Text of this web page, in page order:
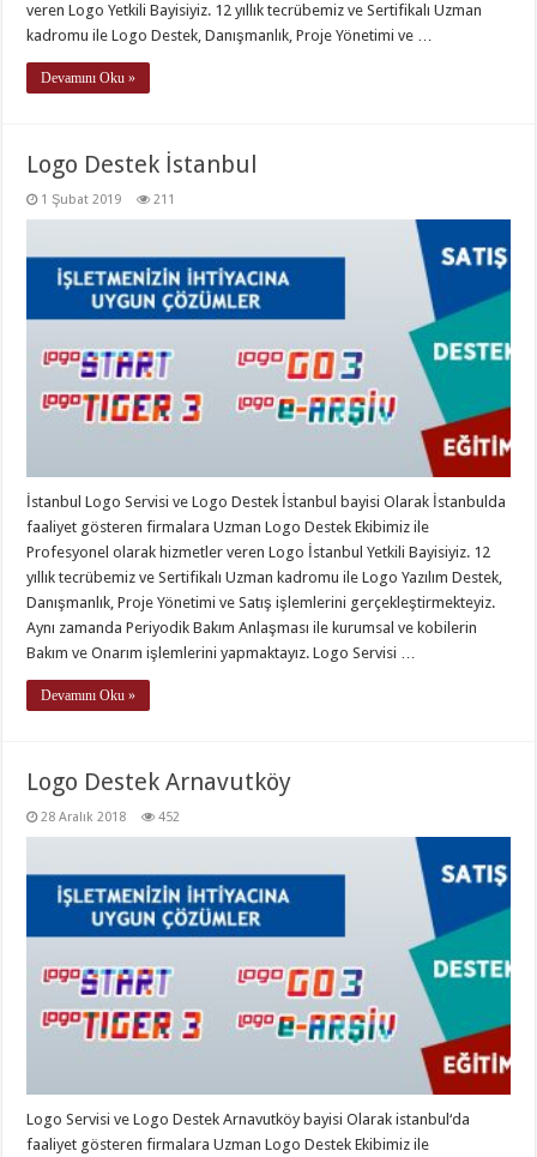
veren Logo Yetkili Bayisiyiz. 12 yıllık tecrübemiz ve Sertifikalı Uzman
kadromu ile Logo Destek, Danışmanlık, Proje Yönetimi ve …
Devamını Oku »
Logo Destek İstanbul
1 Şubat 2019 211
İstanbul Logo Servisi ve Logo Destek İstanbul bayisi Olarak İstanbulda
faaliyet gösteren firmalara Uzman Logo Destek Ekibimiz ile
Profesyonel olarak hizmetler veren Logo İstanbul Yetkili Bayisiyiz. 12
yıllık tecrübemiz ve Sertifikalı Uzman kadromu ile Logo Yazılım Destek,
Danışmanlık, Proje Yönetimi ve Satış işlemlerini gerçekleştirmekteyiz.
Aynı zamanda Periyodik Bakım Anlaşması ile kurumsal ve kobilerin
Bakım ve Onarım işlemlerini yapmaktayız. Logo Servisi …
Devamını Oku »
Logo Destek Arnavutköy
28 Aralık 2018 452
Logo Servisi ve Logo Destek Arnavutköy bayisi Olarak istanbul‘da
faaliyet gösteren firmalara Uzman Logo Destek Ekibimiz ile